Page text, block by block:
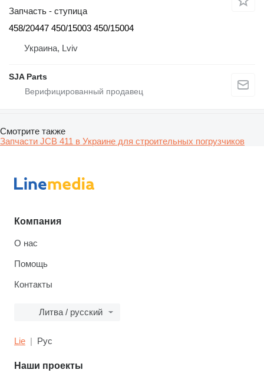
Запчасть - ступица
458/20447 450/15003 450/15004
Украина, Lviv
SJA Parts
Смотрите также
Запчасти JCB 411 в Украине для строительных погрузчиков
Компания
О нас
Помощь
Контакты
Литва / русский
Lie Рус
Наши проекты